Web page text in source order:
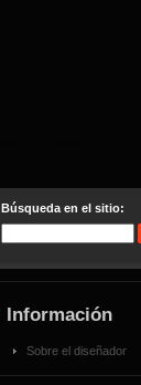
Búsqueda en el sitio:
Información
Sobre el diseñador